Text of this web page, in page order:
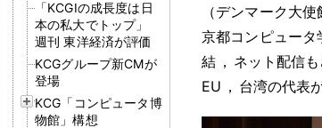
「KCGIの成長度は日
本の私大でトップ」
週刊 東洋経済が評価
KCGグループ新CMが
登場
KCG「コンピュータ博
物館」構想
（デンマーク大使
京都コンピュータ
結 ， ネット配信
EU ， 台湾の代表